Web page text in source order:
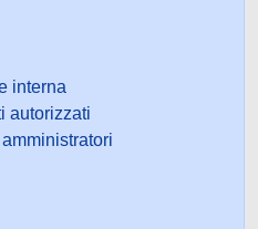
interna
autorizzati